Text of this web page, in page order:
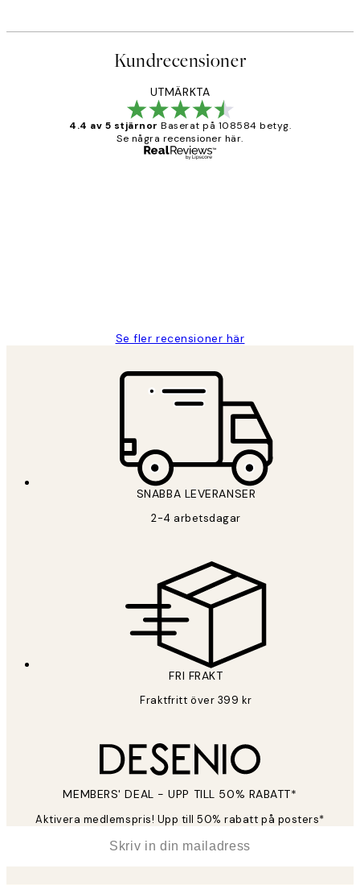
Kundrecensioner
UTMÄRKTA
4.4 av 5 stjärnor Baserat på 108584 betyg.
Se några recensioner här.
Se fler recensioner här
SNABBA LEVERANSER
2-4 arbetsdagar
FRI FRAKT
Fraktfritt över 399 kr
MEMBERS' DEAL - UPP TILL 50% RABATT*
Aktivera medlemspris! Upp till 50% rabatt på posters*